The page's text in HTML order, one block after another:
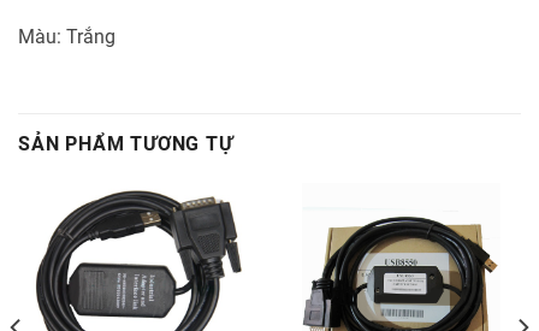
Màu: Trắng
SẢN PHẨM TƯƠNG TỰ